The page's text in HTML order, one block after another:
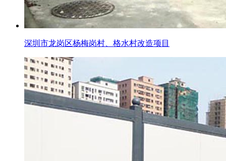
深圳市龙岗区杨梅岗村、格水村改造项目